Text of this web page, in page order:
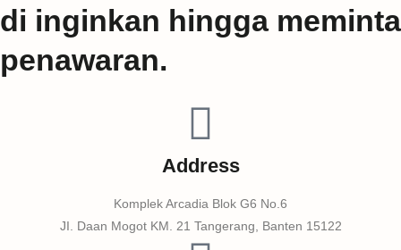
di inginkan hingga meminta
penawaran.
Address
Komplek Arcadia Blok G6 No.6
JI. Daan Mogot KM. 21 Tangerang, Banten 15122